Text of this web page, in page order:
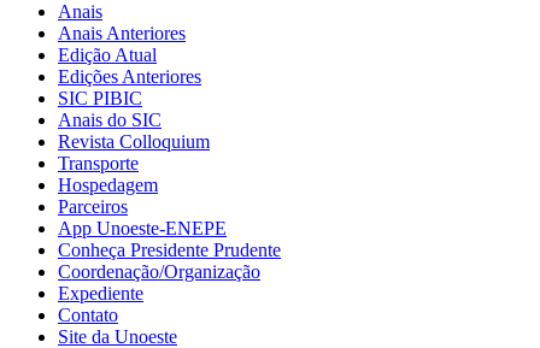
Anais
Anais Anteriores
Edição Atual
Edições Anteriores
SIC PIBIC
Anais do SIC
Revista Colloquium
Transporte
Hospedagem
Parceiros
App Unoeste-ENEPE
Conheça Presidente Prudente
Coordenação/Organização
Expediente
Contato
Site da Unoeste